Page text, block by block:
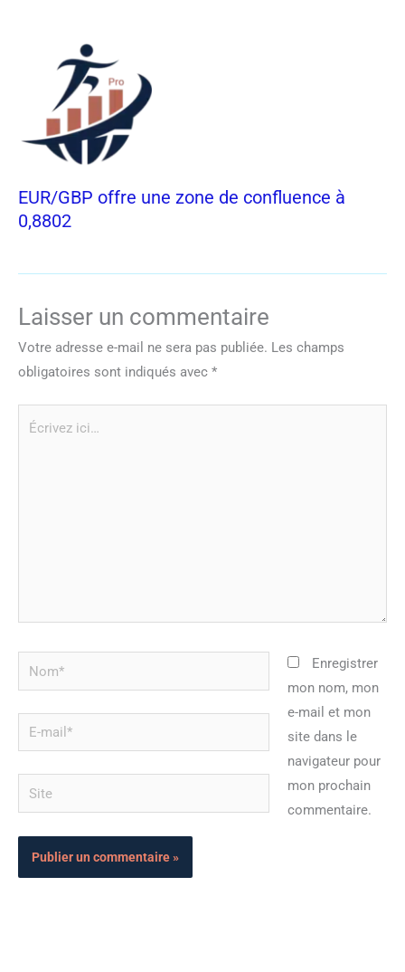
EUR/GBP offre une zone de confluence à
0,8802
Laisser un commentaire
Votre adresse e-mail ne sera pas publiée. Les champs
obligatoires sont indiqués avec *
Nom*
mail*
Site
Enregistrer
mon nom, mon
e-mail et mon
site dans le
navigateur pour
mon prochain
commentaire.